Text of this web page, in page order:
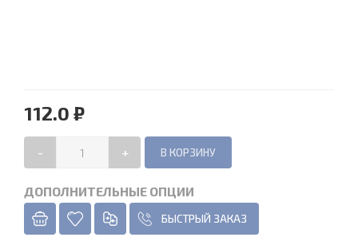
112.0 ₽
- +
ДОПОЛНИТЕЛЬНЫЕ ОПЦИИ
БЫСТРЫЙ ЗАКАЗ